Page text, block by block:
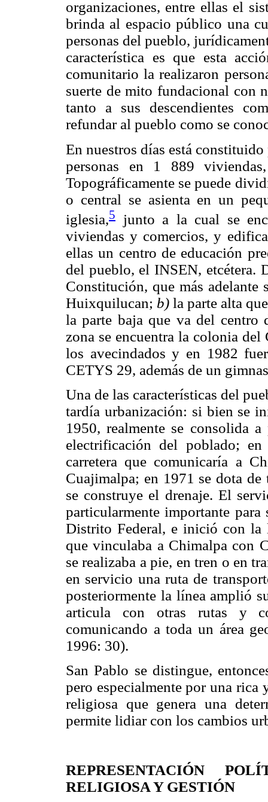
organizaciones, entre ellas el
brinda al espacio público una
personas del pueblo,
característica es que esta
comunitario la realizaron
suerte de mito fundacional con
tanto a sus descendientes
refundar al pueblo como se
En nuestros días está
personas en 1 889
Topográficamente se puede
o central se asienta en un
iglesia,5
junto a la cual se
viviendas y comercios, y
ellas un centro de educación
del pueblo, el INSEN, etcétera.
Constitución, que más adelante
Huixquilucan; b) la parte alta
la parte baja que va del centro
zona se encuentra la colonia del
los avecindados y en 1982
CETYS 29, además de un
Una de las características del
tardía urbanización: si bien se
1950, realmente se consolida
electrificación del poblado;
carretera que comunicaría a
Cuajimalpa; en 1971 se dota
se construye el drenaje. El
particularmente importante
Distrito Federal, e inició con la
que vinculaba a Chimalpa con
se realizaba a pie, en tren o en
en servicio una ruta de
posteriormente la línea amplió
articula con otras rutas y
comunicando a toda un área
1996: 30).
San Pablo se distingue,
pero especialmente por una
religiosa que genera una
permite lidiar con los cambios
REPRESENTACIÓN
RELIGIOSA Y GESTIÓN